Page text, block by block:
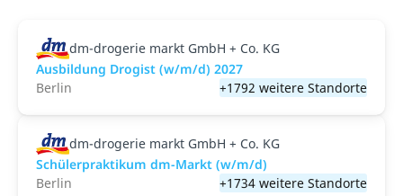
dm-drogerie markt GmbH + Co. KG
Ausbildung Drogist (w/m/d) 2027
Berlin
+1792 weitere Standorte
dm-drogerie markt GmbH + Co. KG
Schülerpraktikum dm-Markt (w/m/d)
Berlin
+1734 weitere Standorte